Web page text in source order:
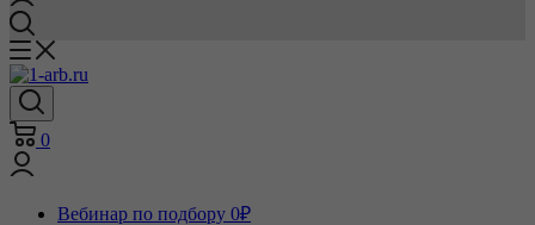
0
Вебинар по подбору 0₽